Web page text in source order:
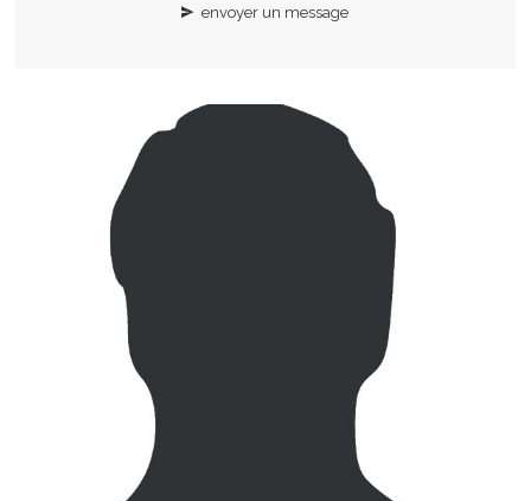
envoyer un message